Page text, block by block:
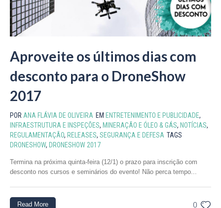
Aproveite os últimos dias com
desconto para o DroneShow
2017
POR ANA FLÁVIA DE OLIVEIRA EM ENTRETENIMENTO E PUBLICIDADE,
INFRAESTRUTURA E INSPEÇÕES, MINERAÇÃO E ÓLEO & GÁS, NOTÍCIAS,
REGULAMENTAÇÃO, RELEASES, SEGURANÇA E DEFESA TAGS
DRONESHOW, DRONESHOW 2017
Termina na próxima quinta-feira (12/1) o prazo para inscrição com
desconto nos cursos e seminários do evento! Não perca tempo...
0
Read More